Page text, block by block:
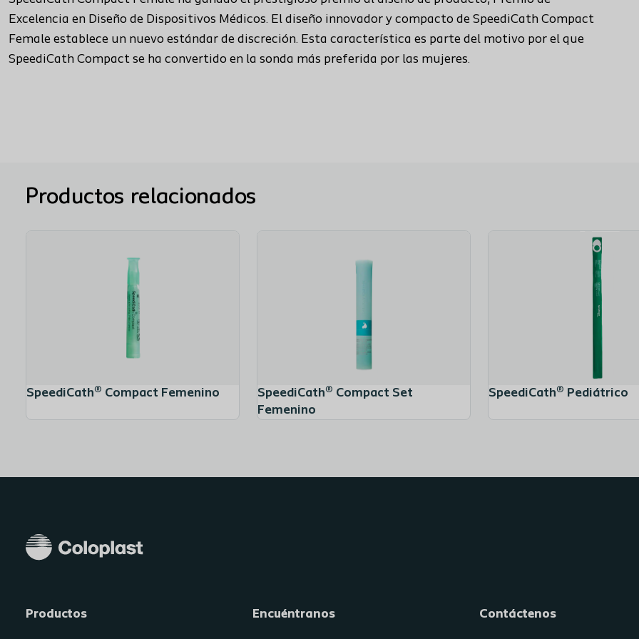
Excelencia en Diseño de Dispositivos Médicos. El diseño innovador y compacto de SpeediCath Compact
Female establece un nuevo estándar de discreción. Esta característica es parte del motivo por el que
SpeediCath Compact se ha convertido en la sonda más preferida por las mujeres.
Productos relacionados
SpeediCath® Compact Femenino
SpeediCath® Compact Femenino
SpeediCath® Compact Set
Femenino
SpeediCath® Pediátrico
Productos Encuéntranos Contáctenos